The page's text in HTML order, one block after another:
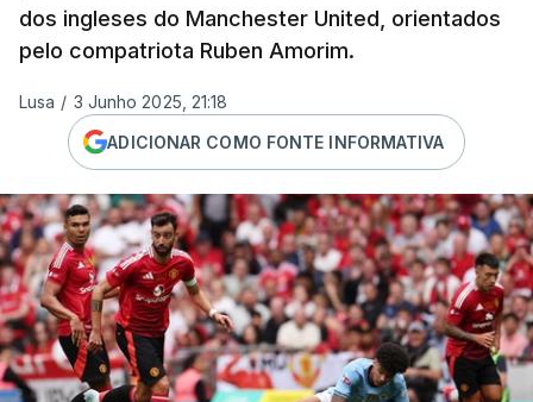
dos ingleses do Manchester United, orientados
pelo compatriota Ruben Amorim.
Lusa / 3 Junho 2025, 21:18
ADICIONAR COMO FONTE INFORMATIVA